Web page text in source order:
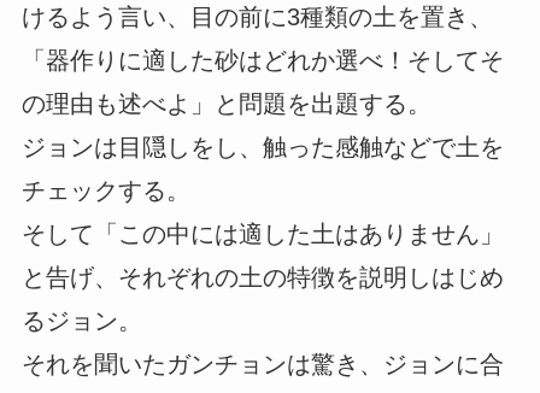
けるよう言い、目の前に3種類の土を置き、
「器作りに適した砂はどれか選べ！そしてそ
の理由も述べよ」と問題を出題する。
ジョンは目隠しをし、触った感触などで土を
チェックする。
そして「この中には適した土はありません」
と告げ、それぞれの土の特徴を説明しはじめ
るジョン。
それを聞いたガンチョンは驚き、ジョンに合